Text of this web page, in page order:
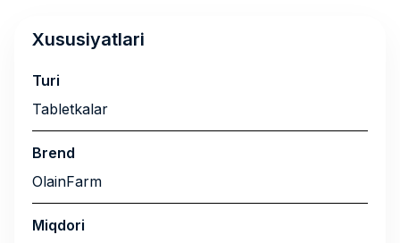
Xususiyatlari
Turi
Tabletkalar
Brend
OlainFarm
Miqdori